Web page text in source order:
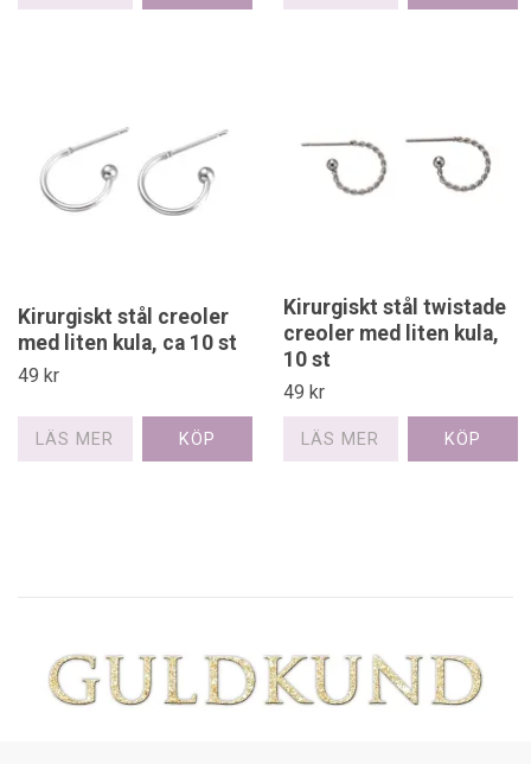
Kirurgiskt stål creoler
med liten kula, ca 10 st
49 kr
LÄS MER
Kirurgiskt stål twistade
creoler med liten kula,
10 st
49 kr
LÄS MER